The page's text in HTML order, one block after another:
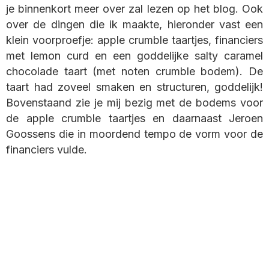
je binnenkort meer over zal lezen op het blog. Ook
over de dingen die ik maakte, hieronder vast een
klein voorproefje: apple crumble taartjes, financiers
met lemon curd en een goddelijke salty caramel
chocolade taart (met noten crumble bodem). De
taart had zoveel smaken en structuren, goddelijk!
Bovenstaand zie je mij bezig met de bodems voor
de apple crumble taartjes en daarnaast Jeroen
Goossens die in moordend tempo de vorm voor de
financiers vulde.